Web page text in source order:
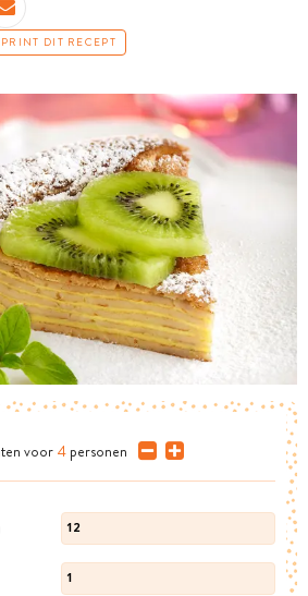
PRINT DIT RECEPT
voor 4 personen
12
1